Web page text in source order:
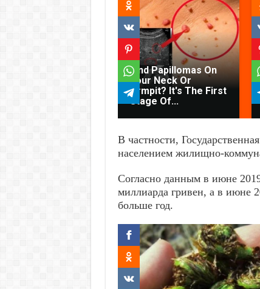
Find Papillomas On
Your Neck Or
Armpit? It's The First
Stage Of...
В частности,
населением жилищно-
Согласно данным в июне
миллиарда гривен, а в июне
больше год.